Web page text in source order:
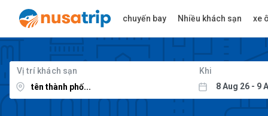
chuyến bay Nhiều khách sạn xe
Vị trí khách sạn Khi